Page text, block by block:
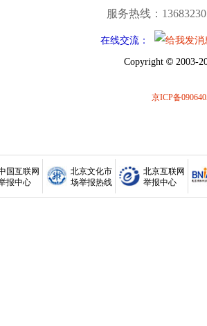
服务热线：
在线交流：
Copyright © 2003-
京ICP备
国互联网
报中心
北京文化市
场举报热线
北京互联网
举报中心